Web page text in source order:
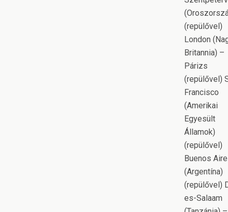
(repülővel)
London
Britannia) –
Párizs
(repülővel)
Francisco
(Amerikai
Egyesült
Államok)
(repülővel)
Buenos
(Argentína)
(repülővel)
es-Salaam